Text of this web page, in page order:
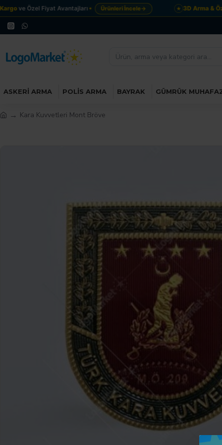
ve Özel Fiyat Avantajları Ürünleri İncele→ 3D Arma & Özel
ASKERI ARMA POLIS ARMA BAYRAK GÜMRÜK
Kara Kuvvetleri Mont Bröve